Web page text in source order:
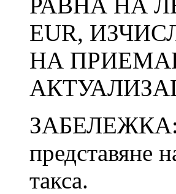
EUR,
НА
ЗАБЕЛЕЖКА:
представяне
такса.